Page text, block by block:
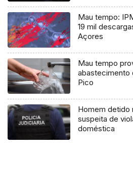
Mau tempo:
19 mil
Açores
Mau tempo
abastecimento
Pico
Homem detido
suspeita de
doméstica